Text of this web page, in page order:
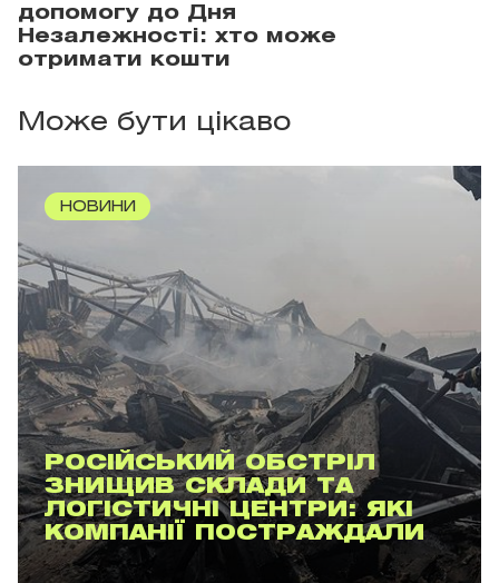
допомогу до Дня
Незалежності: хто може
отримати кошти
Може бути цікаво
НОВИНИ
РОСІЙСЬКИЙ ОБСТРІЛ
ЗНИЩИВ СКЛАДИ ТА
ЛОГІСТИЧНІ ЦЕНТРИ: ЯКІ
КОМПАНІЇ ПОСТРАЖДАЛИ